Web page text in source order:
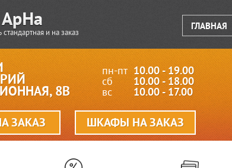
и на заказ
ГЛАВНАЯ
8В
пн-пт 10.00 - 19.00
сб 10.00 - 18.00
вс 10.00 - 17.00
ЗАКАЗ ШКАФЫ НА ЗАКАЗ